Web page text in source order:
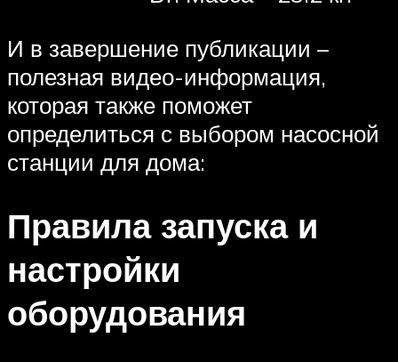
И в завершение публикации –
полезная видео-информация,
которая также поможет
определиться с выбором насосной
станции для дома:
Правила запуска и
настройки
оборудования